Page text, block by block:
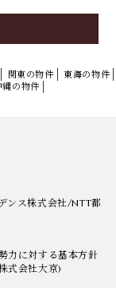
関東の物件
東海の物件
縄の物件
ンス株式会社 /NTT都
力に対する基本方針
式会社大京)